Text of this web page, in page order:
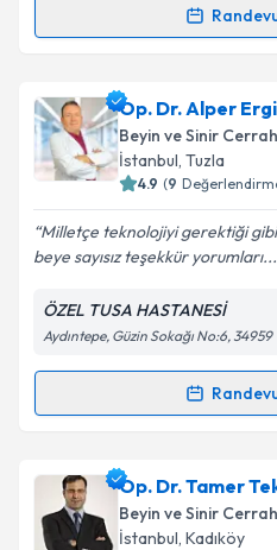
kapsamda
Randevu Takvimi
Op. Dr. Ertuğrul Pınar
oluşturun. Size bu
takvim hazırlandığında
Kişisel verilerimin
Metni'ni okudum ve
kapsamda
Op. Dr. Alper
Beyin ve Sinir
İstanbul, Tuzla
4.9 (9
Milletçe teknolojiyi gerektiği
beye sayısız teşekkür yorumları...
ÖZEL TUSA HASTANESİ
Aydıntepe, Güzin Sokağı No:6, 34959
Randevu Takvimi
Op. Dr. Alper Erginiçin
oluşturun. Size bu
takvim hazırlandığında
Op. Dr. Tamer
Beyin ve Sinir
İstanbul, Kadıköy